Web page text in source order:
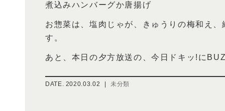
煮込みハンバーグか唐揚げ
お惣菜は、塩肉じゃが、きゅうりの梅和え
す。
あと、本日の夕方放送の、今日ドキッ!に
DATE. 2020.03.02 未分類